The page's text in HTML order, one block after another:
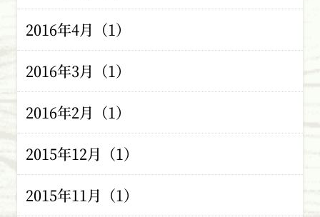
2016年4月（1）
2016年3月（1）
2016年2月（1）
2015年12月（1）
2015年11月（1）